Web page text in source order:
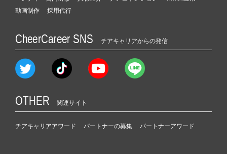
動画制作
採用代行
CheerCareer SNS チアキャリアからの発信
OTHER 関連サイト
チアキャリアアワード パートナーの募集 パートナーアワード